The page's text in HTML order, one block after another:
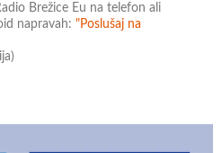
Brežice Eu na telefon ali
napravah:"Poslušaj na